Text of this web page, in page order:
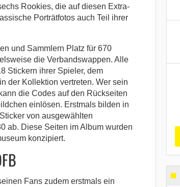
Rookies, die auf diesen Extra-
Porträtfotos auch Teil ihrer
und Sammlern Platz für 670
die Verbandswappen. Alle
Stickern ihrer Spieler, dem
der Kollektion vertreten. Wer sein
die Codes auf den Rückseiten
einlösen. Erstmals bilden in
von ausgewählten
ab. Diese Seiten im Album wurden
konzipiert.
Fans zudem erstmals ein